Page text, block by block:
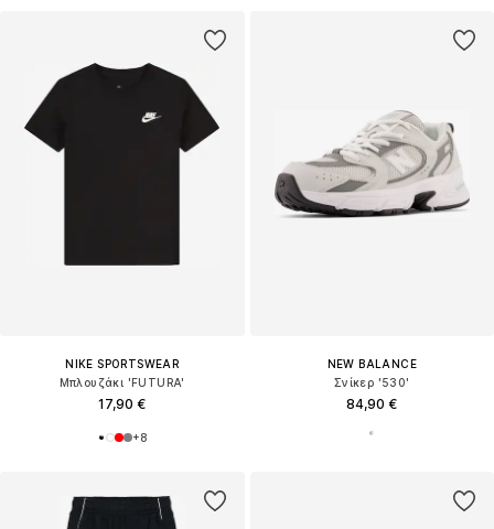
NIKE SPORTSWEAR
Μπλουζάκι 'FUTURA'
17,90 €
+8
NEW BALANCE
Σνίκερ '530'
84,90 €